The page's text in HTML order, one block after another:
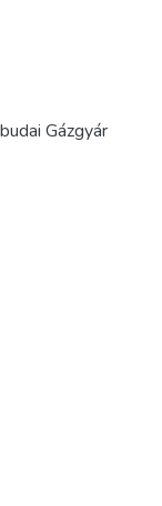
Gázgyár